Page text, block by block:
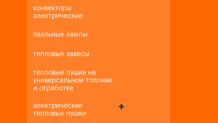
конвекторы
электрические
паяльные лампы
тепловые завесы
тепловые пушки на
универсальном топливе
и отработке
электрические
тепловые пушки